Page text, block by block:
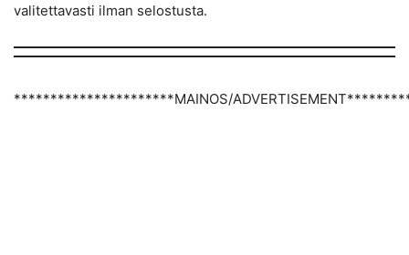
valitettavasti ilman selostusta.
**********************MAINOS/